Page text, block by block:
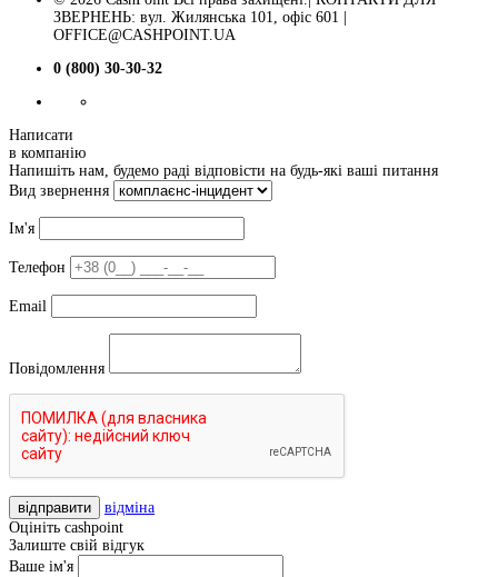
ЗВЕРНЕНЬ: вул. Жилянська 101, офіс 601 |
OFFICE@CASHPOINT.UA
0 (800) 30-30-32
Написати
в компанію
Напишіть нам, будемо раді відповісти на будь-які ваші питання
Вид звернення
Ім'я
Телефон
Email
Повідомлення
відправити
відміна
Оцініть cashpoint
Залиште свій відгук
Ваше ім'я